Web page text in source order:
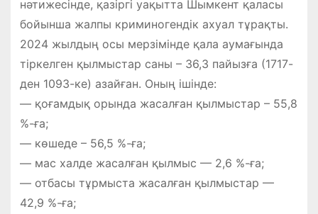
нәтижесінде, қазіргі уақытта Шымкент қаласы
бойынша жалпы криминогендік ахуал тұрақты.
2024 жылдың осы мерзімінде қала аумағында
тіркелген қылмыстар саны – 36,3 пайызға (1717-
ден 1093-ке) азайған. Оның ішінде:
— қоғамдық орында жасалған қылмыстар – 55,8
%-ға;
— көшеде – 56,5 %-ға;
— мас халде жасалған қылмыс — 2,6 %-ға;
— отбасы тұрмыста жасалған қылмыстар —
42,9 %-ға;